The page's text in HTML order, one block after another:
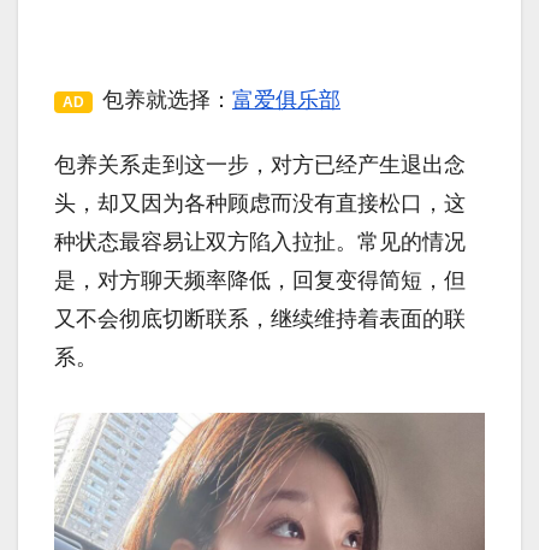
AD 包养就选择： 富爱俱乐部
包养关系走到这一步，对方已经产生退出念
头，却又因为各种顾虑而没有直接松口，这
种状态最容易让双方陷入拉扯。常见的情况
是，对方聊天频率降低，回复变得简短，但
又不会彻底切断联系，继续维持着表面的联
系。